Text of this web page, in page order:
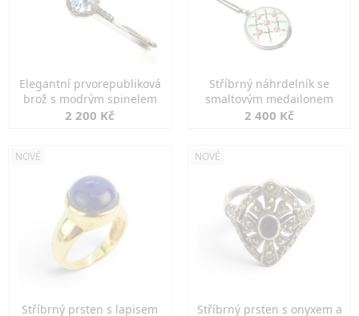
Elegantní prvorepubliková
brož s modrým spinelem
2 200 Kč
Stříbrný náhrdelník se
smaltovým medailonem
2 400 Kč
NOVÉ
Stříbrný prsten s lapisem
NOVÉ
Stříbrný prsten s onyxem a